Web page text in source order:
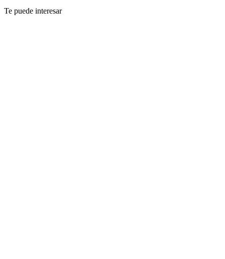
Te puede interesar